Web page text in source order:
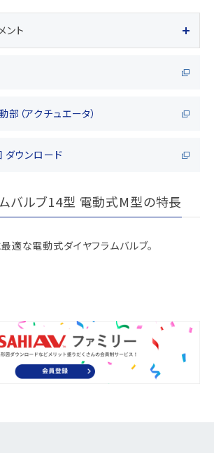
ント
（アクチュエータ）
ダウンロード
バルブ14型 電動式M型の特長
適な電動式ダイヤフラムバルブ。